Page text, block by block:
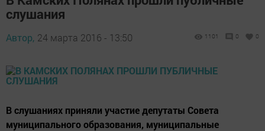
слушания
Автор, 24 марта 2016 - 13:50 1101 0 0
В слушаниях приняли участие депутаты Совета
муниципального образования, муниципальные